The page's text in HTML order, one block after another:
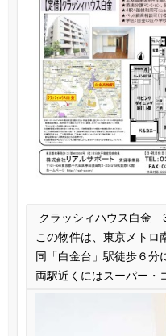
クラッシィハウス白金
この物件は、東京メトロ
同「白金台」駅徒歩６分
両駅近くにはスーパー・